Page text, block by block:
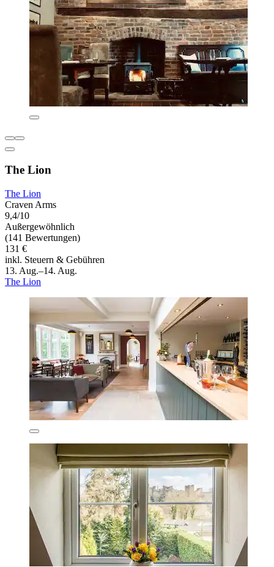
The Lion
The Lion
Craven Arms
9,4/10
Außergewöhnlich
(141 Bewertungen)
131 €
inkl. Steuern & Gebühren
13. Aug.–14. Aug.
The Lion